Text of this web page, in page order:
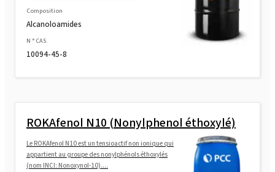
Composition
Alcanoloamides
N ° CAS.
10094-45-8
ROKAfenol N10 (Nonylphenol éthoxylé)
Le ROKAfenol N10 est un tensioactif non ionique qui
appartient au groupe des nonylphénols éthoxylés
(nom INCI: Nonoxynol-10)....